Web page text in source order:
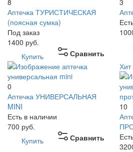
8
Аптечка ТУРИСТИЧЕСКАЯ
(поясная сумка)
Под заказ
1400 руб.
Сравнить
Купить
3
0
Аптечка УНИВЕРСАЛЬНАЯ
MINI
Есть в наличии
700 руб.
Сравнить
Купить
Хит
10